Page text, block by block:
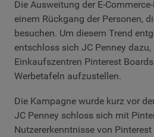
Die Ausweitung der E-
einem Rückgang der Personen,
besuchen. Um diesem Trend
entschloss sich JC Penney dazu,
Einkaufszentren Pinterest
Werbetafeln aufzustellen.
Die Kampagne wurde kurz vor
JC Penney schloss sich mit
Nutzererkenntnisse von